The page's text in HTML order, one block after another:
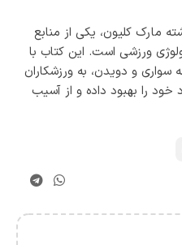
مارک کلیون، یکی از منابع
ورزشی است. این کتاب با
و دویدن، به ورزشکاران
را بهبود داده و از آسیب